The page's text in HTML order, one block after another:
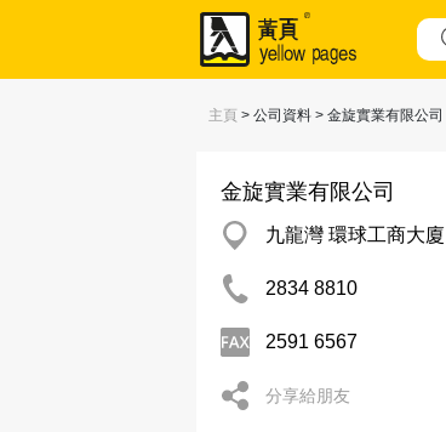
主頁 > 公司資料 > 金旋實業有限公司
金旋實業有限公司
九龍灣 環球工商大廈
2834 8810
2591 6567
分享給朋友